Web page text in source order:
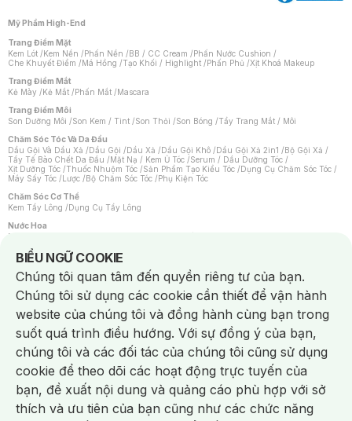
Mỹ Phẩm High-End
Trang Điểm Mặt
Kem Lót /Kem Nền /Phấn Nền /BB / CC Cream /Phấn Nước Cushion /
Che Khuyết Điểm /Má Hồng /Tạo Khối / Highlight /Phấn Phủ /Xịt Khoá Makeup
Trang Điểm Mắt
Kẻ Mày /Kẻ Mắt /Phấn Mắt /Mascara
Trang Điểm Môi
Son Dưỡng Môi /Son Kem / Tint /Son Thỏi /Son Bóng /Tẩy Trang Mắt / Môi
Chăm Sóc Tóc Và Da Đầu
Dầu Gội Và Dầu Xả /Dầu Gội /Dầu Xả /Dầu Gội Khô /Dầu Gội Xả 2in1 /Bộ Gội Xả /
Tẩy Tế Bào Chết Da Đầu /Mặt Nạ / Kem Ủ Tóc /Serum / Dầu Dưỡng Tóc /
Xịt Dưỡng Tóc /Thuốc Nhuộm Tóc /Sản Phẩm Tạo Kiểu Tóc /Dụng Cụ Chăm Sóc Tóc /
Máy Sấy Tóc /Lược /Bộ Chăm Sóc Tóc /Phụ Kiện Tóc
Chăm Sóc Cơ Thể
Kem Tẩy Lông /Dụng Cụ Tẩy Lông
Nước Hoa
Nước Hoa Nữ
Chăm Sóc Cá Nhân
Chống Muỗi /Khẩu Trang /Máy Massage/Mặt Nạ Xông Hơi /Nước Rửa Tay/
Sản Phẩm Chăm Sóc Khác /Bàn Chải Đánh Răng /Bàn Chải Điện/
Hỗ Trợ Trắng Răng/Kem Đánh Răng /Máy Tăm Nước/ Nước Súc Miệng/
Tăm / Chỉ Nha Khoa/ Xịt Thơm Miệng / Dung Dịch Vệ Sinh/Dưỡng Vùng Kín/
Khăn Ướt Vệ Sinh Vùng Kín/Băng Vệ Sinh/Tampon/Bọt Cạo Râu /Dao Cạo Râu/
Máy Cạo Râu
Vấn Đề Về Da
Da Dầu / Lỗ Chân Lông To/ Da Khô / Mất Nước/ Da Lão Hóa/ Da Mụn/
Da Nhạy Cảm / Kích Ứng
Da Xỉn Màu Thâm / Nám / Tàn Nhang
Quầng Thâm & Bọng Mắt /Sẹo /Viêm Da Cơ Địa
Dụng Cụ / Phụ Kiện Chăm Sóc Da
Bông Tẩy Trang
Khăn Lau Mặt Khô Dụng Cụ / Máy Rửa Mặt Máy Chăm Sóc Da
Dụng Cụ Chăm Sóc Khác
BIỂU NGỮ COOKIE
Notice about cookies usage
Chúng tôi quan tâm đến quyền riêng tư của bạn.
Chúng tôi sử dụng các cookie cần thiết để vận hành
website của chúng tôi và đồng hành cùng bạn trong
suốt quá trình điều hướng. Với sự đồng ý của bạn,
chúng tôi và các đối tác của chúng tôi cũng sử dụng
cookie để theo dõi các hoạt động trực tuyến của
bạn, đề xuất nội dung và quảng cáo phù hợp với sở
thích và ưu tiên của bạn cũng như các chức năng